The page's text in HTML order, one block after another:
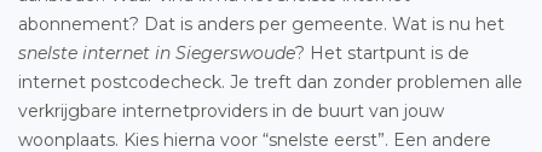
abonnement? Dat is anders per gemeente. Wat is nu het
snelste internet in Siegerswoude? Het startpunt is de
internet postcodecheck. Je treft dan zonder problemen alle
verkrijgbare internetproviders in de buurt van jouw
woonplaats. Kies hierna voor “snelste eerst”. Een andere